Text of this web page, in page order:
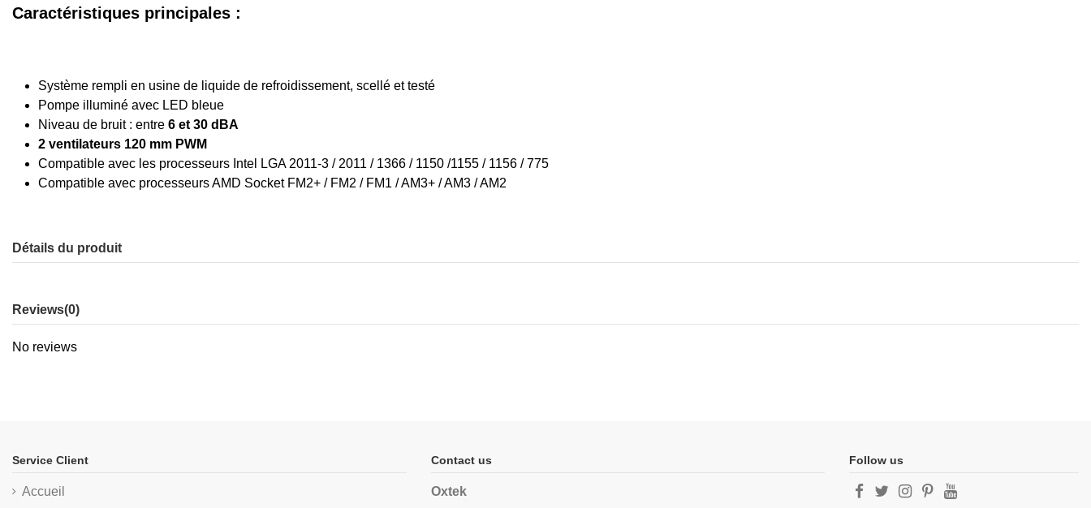
Caractéristiques principales :
Système rempli en usine de liquide de refroidissement, scellé et testé
Pompe illuminé avec LED bleue
Niveau de bruit : entre 6 et 30 dBA
2 ventilateurs 120 mm PWM
Compatible avec les processeurs Intel LGA 2011-3 / 2011 / 1366 / 1150 /1155 / 1156 / 775
Compatible avec processeurs AMD Socket FM2+ / FM2 / FM1 / AM3+ / AM3 / AM2
Détails du produit
Reviews(0)
No reviews
Service Client
Accueil
Contact us
Oxtek
Follow us